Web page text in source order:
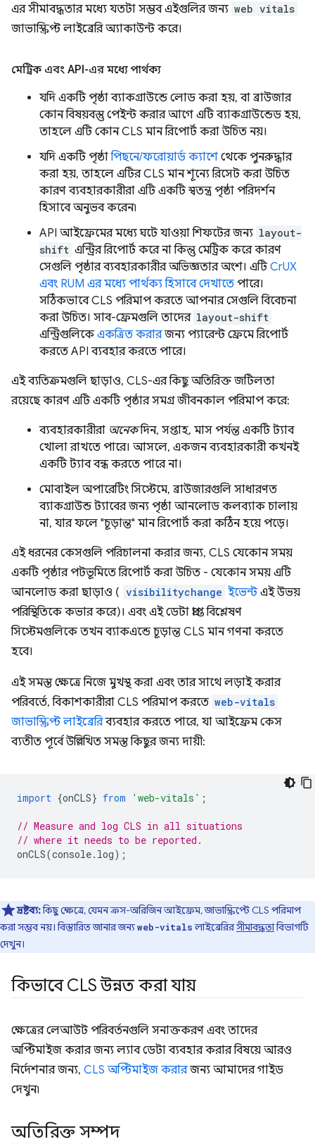
এর সীমাবদ্ধতার মধ্যে যতটা সম্ভব এইগুলির জন্য web vitals
জাভাস্ক্রিপ্ট লাইব্রেরি অ্যাকাউন্ট করে।
মেট্রিক এবং API-এর মধ্যে পার্থক্য
যদি একটি পৃষ্ঠা ব্যাকগ্রাউন্ডে লোড করা হয়, বা ব্রাউজার
কোন বিষয়বস্তু পেইন্ট করার আগে এটি ব্যাকগ্রাউন্ডেড হয়,
তাহলে এটি কোন CLS মান রিপোর্ট করা উচিত নয়।
যদি একটি পৃষ্ঠাপিছনে/ফরোয়ার্ড ক্যাশে থেকে পুনরুদ্ধার
করা হয়, তাহলে এটির CLS মান শূন্যে রিসেট করা উচিত
কারণ ব্যবহারকারীরা এটি একটি স্বতন্ত্র পৃষ্ঠা পরিদর্শন
হিসাবে অনুভব করেন৷
API আইফ্রেমের মধ্যে ঘটে যাওয়া শিফটের জন্য layout-
shift এন্ট্রির রিপোর্ট করে না কিন্তু মেট্রিক করে কারণ
সেগুলি পৃষ্ঠার ব্যবহারকারীর অভিজ্ঞতার অংশ। এটিCrUX
এবং RUM এর মধ্যে পার্থক্য হিসাবে দেখাতে পারে।
সঠিকভাবে CLS পরিমাপ করতে আপনার সেগুলি বিবেচনা
করা উচিত। সাব-ফ্রেমগুলি তাদের layout-shift
এন্ট্রিগুলিকেএকত্রিত করারজন্য প্যারেন্ট ফ্রেমে রিপোর্ট
করতে API ব্যবহার করতে পারে।
এই ব্যতিক্রমগুলি ছাড়াও, CLS-এর কিছু অতিরিক্ত জটিলতা
রয়েছে কারণ এটি একটি পৃষ্ঠার সমগ্র জীবনকাল পরিমাপ করে:
ব্যবহারকারীরা অনেকদিন, সপ্তাহ, মাস পর্যন্ত একটি ট্যাব
খোলা রাখতে পারে। আসলে, একজন ব্যবহারকারী কখনই
একটি ট্যাব বন্ধ করতে পারে না।
মোবাইল অপারেটিং সিস্টেমে, ব্রাউজারগুলি সাধারণত
ব্যাকগ্রাউন্ড ট্যাবের জন্য পৃষ্ঠা আনলোড কলব্যাক চালায়
না, যার ফলে "চূড়ান্ত" মান রিপোর্ট করা কঠিন হয়ে পড়ে।
এই ধরনের কেসগুলি পরিচালনা করার জন্য, CLS যেকোন সময়
একটি পৃষ্ঠার পটভূমিতে রিপোর্ট করা উচিত - যেকোন সময় এটি
আনলোড করা ছাড়াও ( visibilitychange ইভেন্টএই উভয়
পরিস্থিতিকে কভার করে)। এবং এই ডেটা প্রাপ্ত বিশ্লেষণ
সিস্টেমগুলিকে তখন ব্যাকএন্ডে চূড়ান্ত CLS মান গণনা করতে
হবে।
এই সমস্ত ক্ষেত্রে নিজে মুখস্থ করা এবং তার সাথে লড়াই করার
পরিবর্তে, বিকাশকারীরা CLS পরিমাপ করতে web-vitals
জাভাস্ক্রিপ্ট লাইব্রেরিব্যবহার করতে পারে, যা আইফ্রেম কেস
ব্যতীত পূর্বে উল্লিখিত সমস্ত কিছুর জন্য দায়ী:
import {onCLS} from 'web-vitals' ;
// Measure and log CLS in all situations
// where it needs to be reported.
onCLS(console. log);
দ্রষ্টব্য:কিছু ক্ষেত্রে, যেমন ক্রস-অরিজিন আইফ্রেম, জাভাস্ক্রিপ্টে CLS পরিমাপ
করা সম্ভব নয়। বিস্তারিত জানার জন্যweb-vitalsলাইব্রেরিরসীমাবদ্ধতাবিভাগটি
দেখুন।
কিভাবে CLS উন্নত করা যায়
ক্ষেত্রের লেআউট পরিবর্তনগুলি সনাক্তকরণ এবং তাদের
অপ্টিমাইজ করার জন্য ল্যাব ডেটা ব্যবহার করার বিষয়ে আরও
নির্দেশনার জন্য, CLS অপ্টিমাইজ করারজন্য আমাদের গাইড
দেখুন৷
অতিরিক্ত সম্পদ